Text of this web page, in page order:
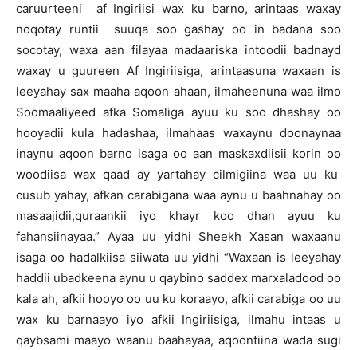
caruurteeni af Ingiriisi wax ku barno, arintaas waxay
noqotay runtii suuqa soo gashay oo in badana soo
socotay, waxa aan filayaa madaariska intoodii badnayd
waxay u guureen Af Ingiriisiga, arintaasuna waxaan is
leeyahay sax maaha aqoon ahaan, ilmaheenuna waa ilmo
Soomaaliyeed afka Somaliga ayuu ku soo dhashay oo
hooyadii kula hadashaa, ilmahaas waxaynu doonaynaa
inaynu aqoon barno isaga oo aan maskaxdiisii korin oo
woodiisa wax qaad ay yartahay cilmigiina waa uu ku
cusub yahay, afkan carabigana waa aynu u baahnahay oo
masaajidii,quraankii iyo khayr koo dhan ayuu ku
fahansiinayaa.” Ayaa uu yidhi Sheekh Xasan waxaanu
isaga oo hadalkiisa siiwata uu yidhi “Waxaan is leeyahay
haddii ubadkeena aynu u qaybino saddex marxaladood oo
kala ah, afkii hooyo oo uu ku koraayo, afkii carabiga oo uu
wax ku barnaayo iyo afkii Ingiriisiga, ilmahu intaas u
qaybsami maayo waanu baahayaa, aqoontiina wada sugi